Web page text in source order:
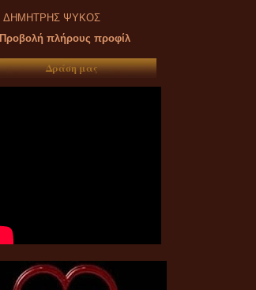
ΔΗΜΗΤΡΗΣ ΨΥΚΟΣ
Προβολή πλήρους προφίλ
Δράση μας